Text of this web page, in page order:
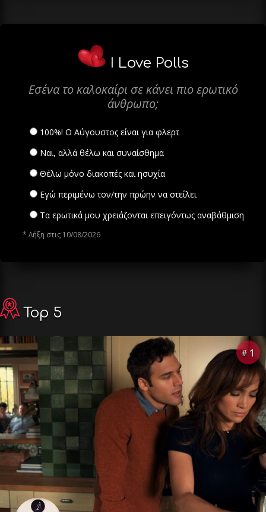
I Love Polls
Εσένα το καλοκαίρι σε κάνει πιο ερωτικό
άνθρωπο;
100%! Ο Αύγουστος είναι για φλερτ
Ναι, αλλά θέλω και συναίσθημα
Θέλω μόνο διακοπές και ησυχία
Εγώ περιμένω τον/την πρώην να στείλει
Τα ερωτικά μου χρειάζονται επειγόντως αναβάθμιση
* Λήξη στις 10/08/2026
Top 5
# 1